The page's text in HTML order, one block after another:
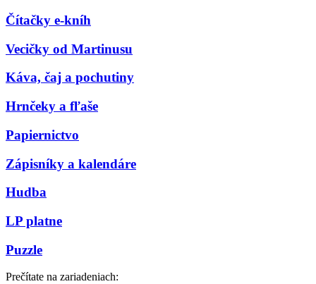
Čítačky e-kníh
Vecičky od Martinusu
Káva, čaj a pochutiny
Hrnčeky a fľaše
Papiernictvo
Zápisníky a kalendáre
Hudba
LP platne
Puzzle
Prečítate na zariadeniach: